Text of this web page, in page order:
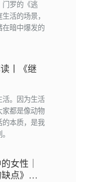
门罗的《逃
活的场景，
在暗中爆发的
丨《继
活。因为生活
家都是像动物
的本质，是我
女性｜
点》